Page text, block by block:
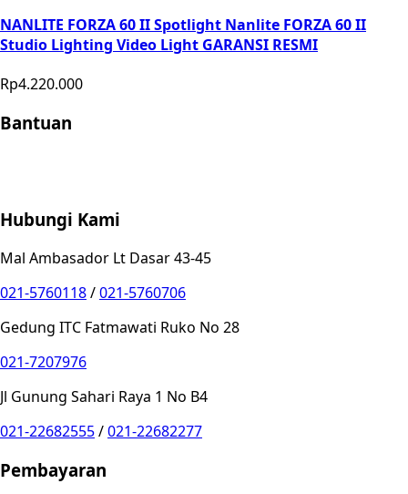
NANLITE FORZA 60 II Spotlight Nanlite FORZA 60 II
Studio Lighting Video Light GARANSI RESMI
Rp4.220.000
Bantuan
Hubungi Kami
Mal Ambasador Lt Dasar 43-45
021-5760118/021-5760706
Gedung ITC Fatmawati Ruko No 28
021-7207976
Jl Gunung Sahari Raya 1 No B4
021-22682555/021-22682277
Pembayaran